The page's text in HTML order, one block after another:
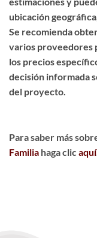
ubicación
Se recomienda
varios proveedores
los precios
decisión informada
del proyecto.
Para saber más
Familia haga clicaquí